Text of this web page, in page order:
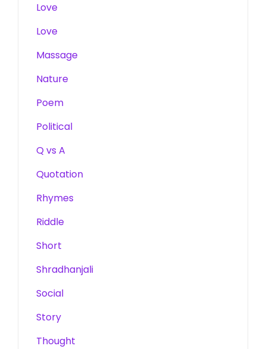
Love
Love
Massage
Nature
Poem
Political
Q vs A
Quotation
Rhymes
Riddle
Short
Shradhanjali
Social
Story
Thought